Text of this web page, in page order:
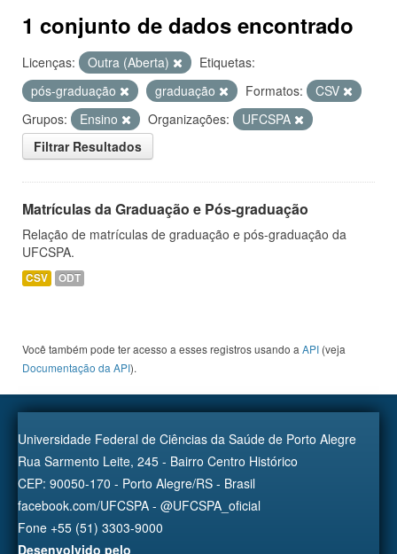
1 conjunto de dados encontrado
Licenças: Outra (Aberta)
Etiquetas:
pós-graduação
graduação Formatos:
CSV
Grupos:
Ensino Organizações:
UFCSPA
Filtrar Resultados
Matrículas da Graduação e Pós-graduação
Relação de matrículas de graduação e pós-graduação da
UFCSPA.
CSV ODT
Você também pode ter acesso a esses registros usando a API (veja
Documentação da API).
Universidade Federal de Ciências da Saúde de Porto Alegre
Rua Sarmento Leite, 245 - Bairro Centro Histórico
CEP: 90050-170 - Porto Alegre/RS - Brasil
facebook.com/UFCSPA - @UFCSPA_oficial
Fone +55 (51) 3303-9000
Desenvolvido pelo